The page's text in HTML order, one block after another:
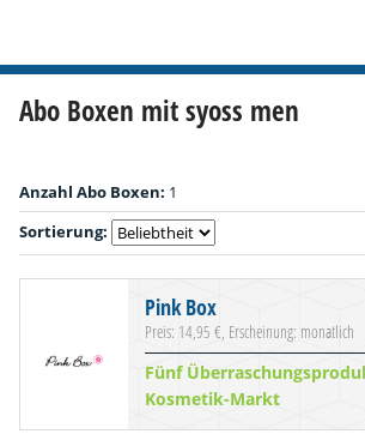
Abo Boxen mit syoss men
Anzahl Abo Boxen: 1
Sortierung:
Pink Box
Preis: 14,95 €, Erscheinung: monatlich
Fünf
Kosmetik-Markt